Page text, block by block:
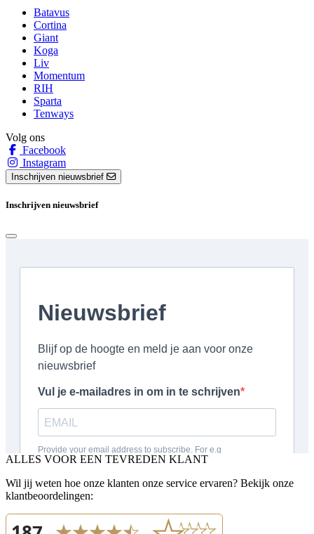
Batavus
Cortina
Giant
Koga
Liv
Momentum
RIH
Sparta
Tenways
Volg ons
Facebook
Instagram
Inschrijven nieuwsbrief
Inschrijven nieuwsbrief
ALLES VOOR EEN TEVREDEN KLANT
Wil jij weten hoe onze klanten onze service ervaren? Bekijk onze
klantbeoordelingen: